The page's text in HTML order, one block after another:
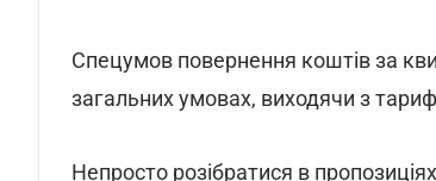
Спецумов повернення коштів за
загальних умовах, виходячи з
Непросто розібратися в